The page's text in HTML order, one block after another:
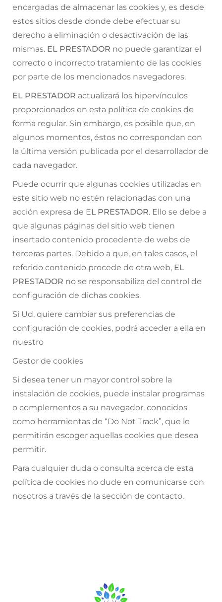
encargadas de almacenar las cookies y, es desde
estos sitios desde donde debe efectuar su
derecho a eliminación o desactivación de las
mismas. EL PRESTADOR no puede garantizar el
correcto o incorrecto tratamiento de las cookies
por parte de los mencionados navegadores.
EL PRESTADOR actualizará los hipervínculos
proporcionados en esta política de cookies de
forma regular. Sin embargo, es posible que, en
algunos momentos, éstos no correspondan con
la última versión publicada por el desarrollador de
cada navegador.
Puede ocurrir que algunas cookies utilizadas en
este sitio web no estén relacionadas con una
acción expresa de EL PRESTADOR. Ello se debe a
que algunas páginas del sitio web tienen
insertado contenido procedente de webs de
terceras partes. Debido a que, en tales casos, el
referido contenido procede de otra web, EL
PRESTADOR no se responsabiliza del control de
configuración de dichas cookies.
Si Ud. quiere cambiar sus preferencias de
configuración de cookies, podrá acceder a ella en
nuestro
Gestor de cookies
Si desea tener un mayor control sobre la
instalación de cookies, puede instalar programas
o complementos a su navegador, conocidos
como herramientas de “Do Not Track”, que le
permitirán escoger aquellas cookies que desea
permitir.
Para cualquier duda o consulta acerca de esta
política de cookies no dude en comunicarse con
nosotros a través de la sección de contacto.